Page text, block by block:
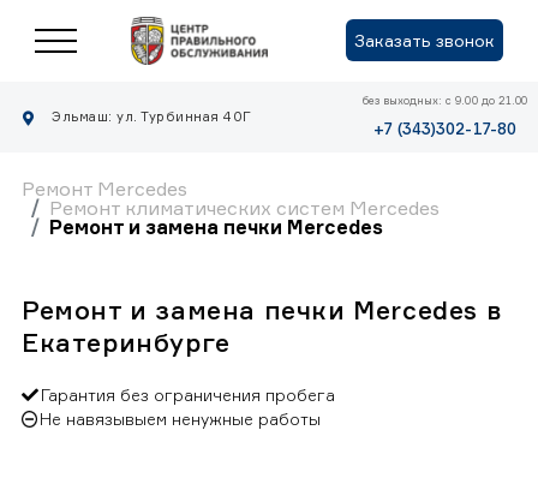
Заказать звонок
Эльмаш: ул. Турбинная 40Г
без выходных: с 9.00 до 21.00
+7 (343)302-17-80
Ремонт Mercedes
Ремонт климатических систем Mercedes
Ремонт и замена печки Mercedes
Ремонт и замена печки Mercedes в
Екатеринбурге
Гарантия без ограничения пробега
Не навязывыем ненужные работы